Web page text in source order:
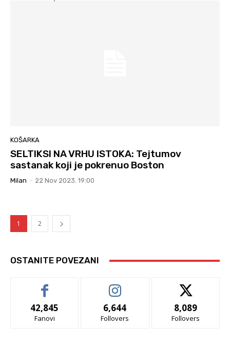
KOŠARKA
SELTIKSI NA VRHU ISTOKA: Tejtumov
sastanak koji je pokrenuo Boston
Milan - 22 Nov 2023. 19:00
1 2
OSTANITE POVEZANI
42,845
Fanovi
6,644
Follovers
8,089
Follovers